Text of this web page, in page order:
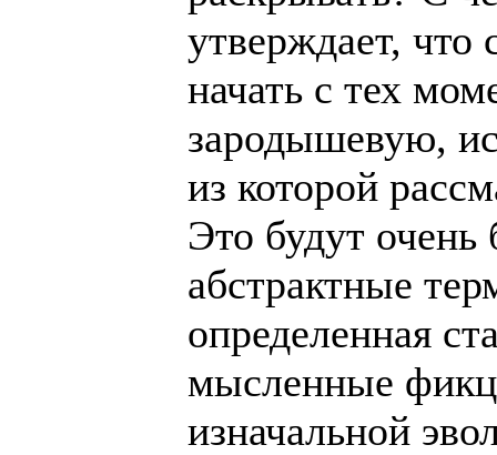
утверждает,
начать с тех
зародышевую,
из которой
Это будут
абстрактные
определенная
мысленные
изначальной